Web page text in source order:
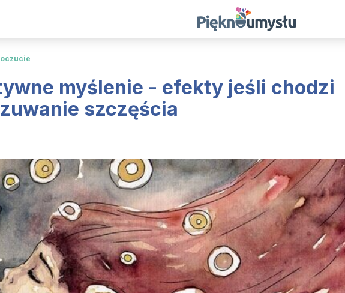
myślenie - efekty jeśli chodzi
szczęścia